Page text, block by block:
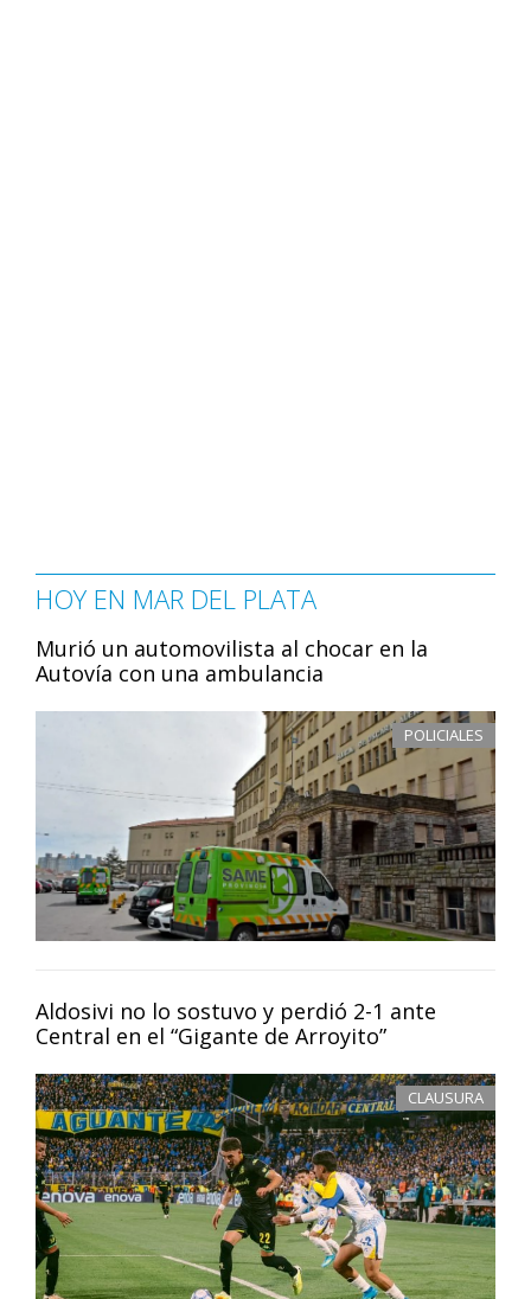
HOY EN MAR DEL PLATA
Murió un automovilista al chocar en la
Autovía con una ambulancia
POLICIALES
Aldosivi no lo sostuvo y perdió 2-1 ante
Central en el “Gigante de Arroyito”
CLAUSURA